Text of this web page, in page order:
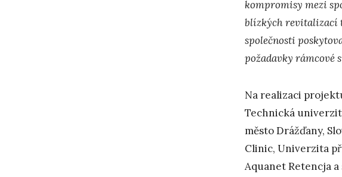
kompromisy mezi
blízkých revitalizací
společnosti
požadavky rámcové
Na realizaci
Technická
město Drážďany,
Clinic, Univerzita
Aquanet Retencja